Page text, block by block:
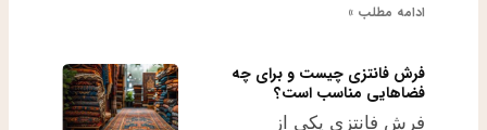
ادامه مطلب »
فرش فانتزی چیست و برای چه
فضاهایی مناسب است؟
فرش فانتزی یکی از